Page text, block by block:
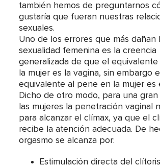
también hemos de preguntarnos
gustaría que fueran nuestras
sexuales.
Uno de los errores que más dañan
sexualidad femenina es la creencia
generalizada de que el
la mujer es la vagina, sin embargo el
equivalente al pene en la mujer es
Dicho de otro modo, para una
las mujeres la penetración vaginal
para alcanzar el clímax, ya que el
recibe la atención adecuada. De
orgasmo se alcanza por:
Estimulación directa del